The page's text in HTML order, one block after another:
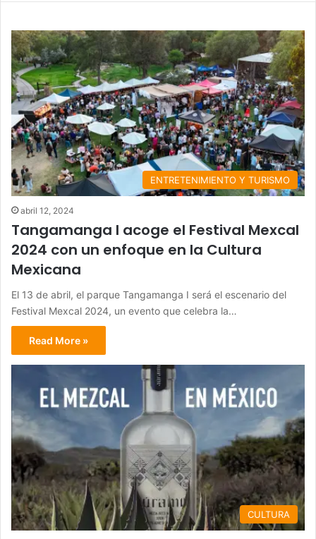
ENTRETENIMIENTO Y TURISMO
abril 12, 2024
Tangamanga I acoge el Festival Mexcal
2024 con un enfoque en la Cultura
Mexicana
El 13 de abril, el parque Tangamanga I será el escenario del
Festival Mexcal 2024, un evento que celebra la…
Read More »
CULTURA